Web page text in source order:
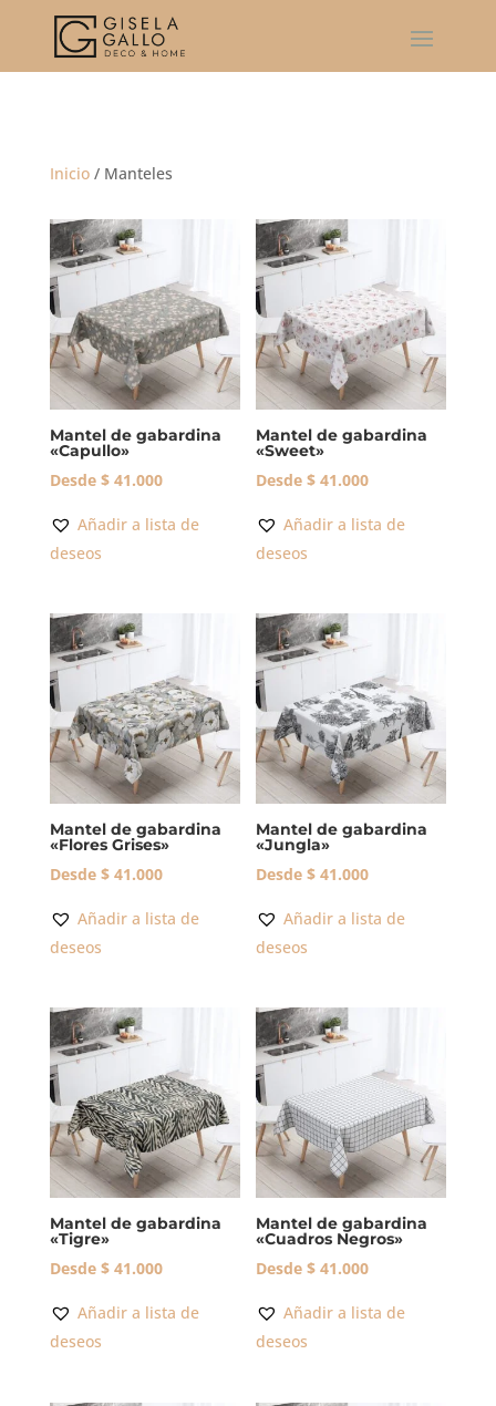
Inicio/ Manteles
Mantel de gabardina
«Capullo»
Desde $41.000
Añadir a lista de
deseos
Mantel de gabardina
«Sweet»
Desde $ 41.000
Añadir a lista de
deseos
Mantel de gabardina
«Flores Grises»
Desde $41.000
Añadir a lista de
deseos
Mantel de gabardina
«Jungla»
Desde $ 41.000
Añadir a lista de
deseos
Mantel de gabardina
«Tigre»
Desde $41.000
Añadir a lista de
deseos
Mantel de gabardina
«Cuadros Negros»
Desde $ 41.000
Añadir a lista de
deseos